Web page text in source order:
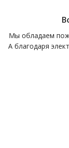
Мы обладаем
А благодаря